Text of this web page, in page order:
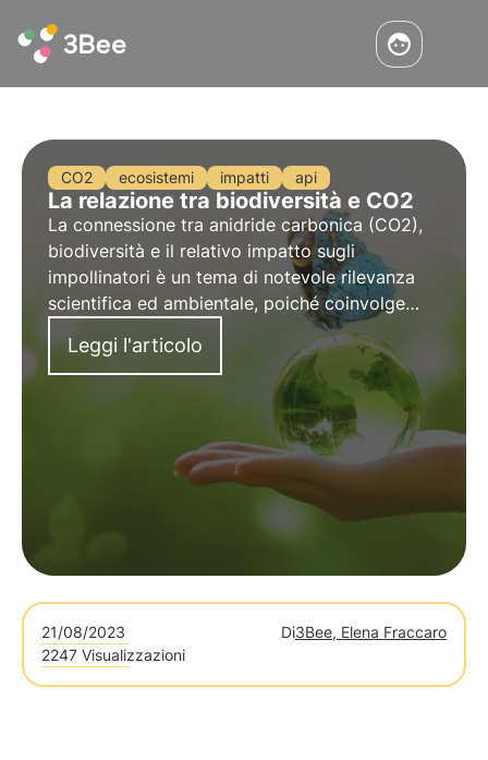
CO2 ecosistemi impatti api
La relazione tra biodiversità e CO2
La connessione tra anidride carbonica (CO2),
biodiversità e il relativo impatto sugli
impollinatori è un tema di notevole rilevanza
scientifica ed ambientale, poiché coinvolge
l'interazione complessa tra il cambiamento
climatico, l'ambiente naturale e la salute degli
insetti impollinatori.
Leggi l'articolo
21/08/2023 Di3Bee, Elena Fraccaro
2247 Visualizzazioni